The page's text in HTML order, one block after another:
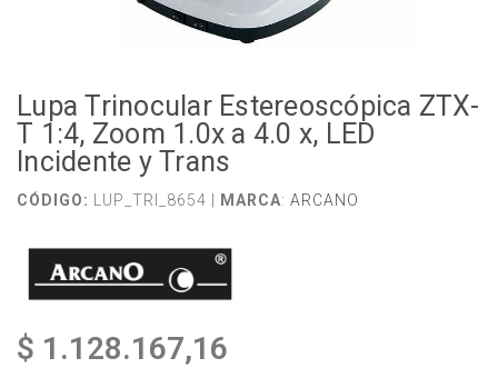
Lupa Trinocular Estereoscópica ZTX-
T 1:4, Zoom 1.0x a 4.0 x, LED
Incidente y Trans
CÓDIGO: LUP_TRI_8654 | MARCA: ARCANO
$ 1.128.167,16